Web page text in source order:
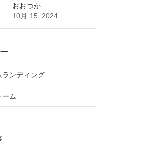
おおつか
10月 15, 2024
ランディング
ム